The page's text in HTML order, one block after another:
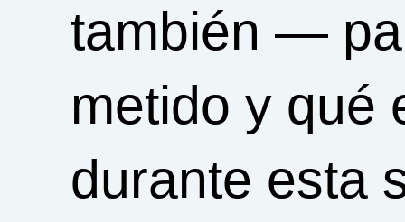
también —
metido y qué
durante esta